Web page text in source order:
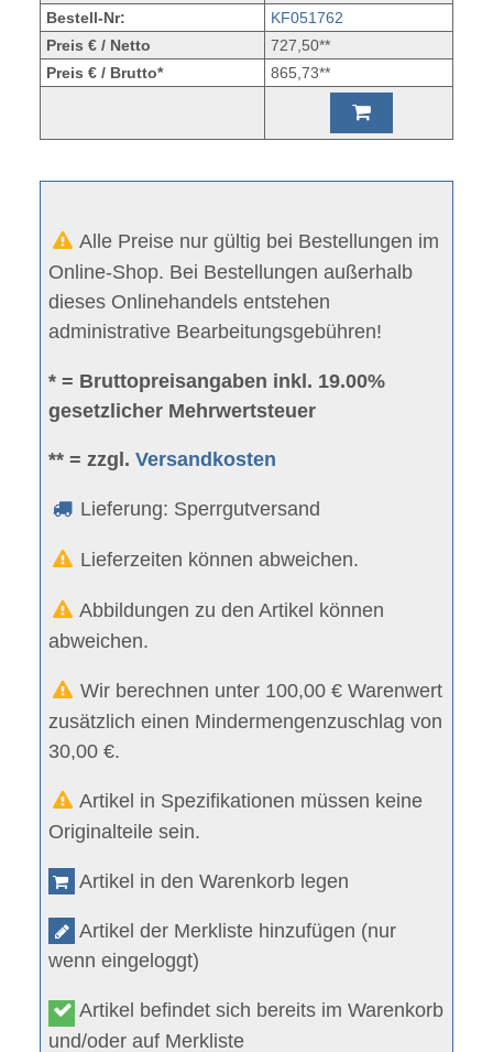
Bestell-Nr:
KF051762
Preis € / Netto
727,50**
Preis € / Brutto*
865,73**
Alle Preise nur gültig bei Bestellungen im
Online-Shop. Bei Bestellungen außerhalb
dieses Onlinehandels entstehen
administrative Bearbeitungsgebühren!
* = Bruttopreisangaben inkl. 19.00%
gesetzlicher Mehrwertsteuer
** = zzgl.Versandkosten
Lieferung: Sperrgutversand
Lieferzeiten können abweichen.
Abbildungen zu den Artikel können
abweichen.
Wir berechnen unter 100,00 € Warenwert
zusätzlich einen Mindermengenzuschlag von
30,00 €.
Artikel in Spezifikationen müssen keine
Originalteile sein.
Artikel in den Warenkorb legen
Artikel der Merkliste hinzufügen (nur
wenn eingeloggt)
Artikel befindet sich bereits im Warenkorb
und/oder auf Merkliste